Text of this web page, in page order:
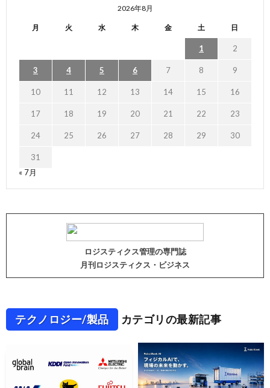
2026年8月
月 火 水 木 金 土 日
1 2
3 4 5 6 7 8 9
10 11 12 13 14 15 16
17 18 19 20 21 22 23
24 25 26 27 28 29 30
31
« 7月
ロジスティクス管理の専門誌
月刊ロジスティクス・ビジネス
テクノロジー/製品 カテゴリの最新記事